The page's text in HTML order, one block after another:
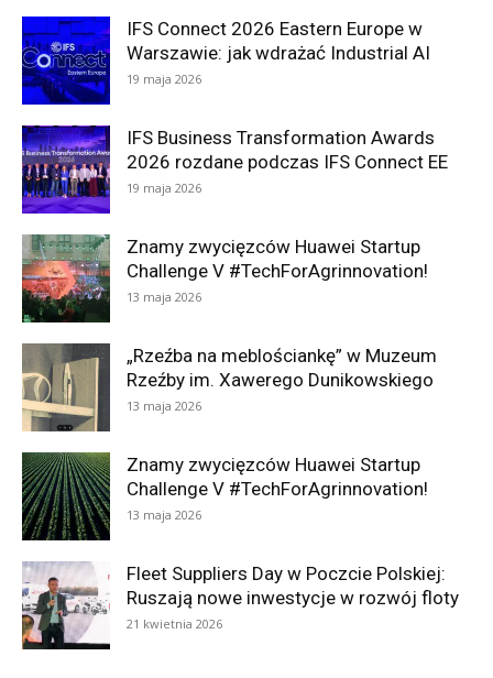
IFS Connect 2026 Eastern Europe w
Warszawie: jak wdrażać Industrial AI
19 maja 2026
IFS Business Transformation Awards
2026 rozdane podczas IFS Connect EE
19 maja 2026
Znamy zwycięzców Huawei Startup
Challenge V #TechForAgrinnovation!
13 maja 2026
„Rzeźba na meblościankę” w Muzeum
Rzeźby im. Xawerego Dunikowskiego
13 maja 2026
Znamy zwycięzców Huawei Startup
Challenge V #TechForAgrinnovation!
13 maja 2026
Fleet Suppliers Day w Poczcie Polskiej:
Ruszają nowe inwestycje w rozwój floty
21 kwietnia 2026